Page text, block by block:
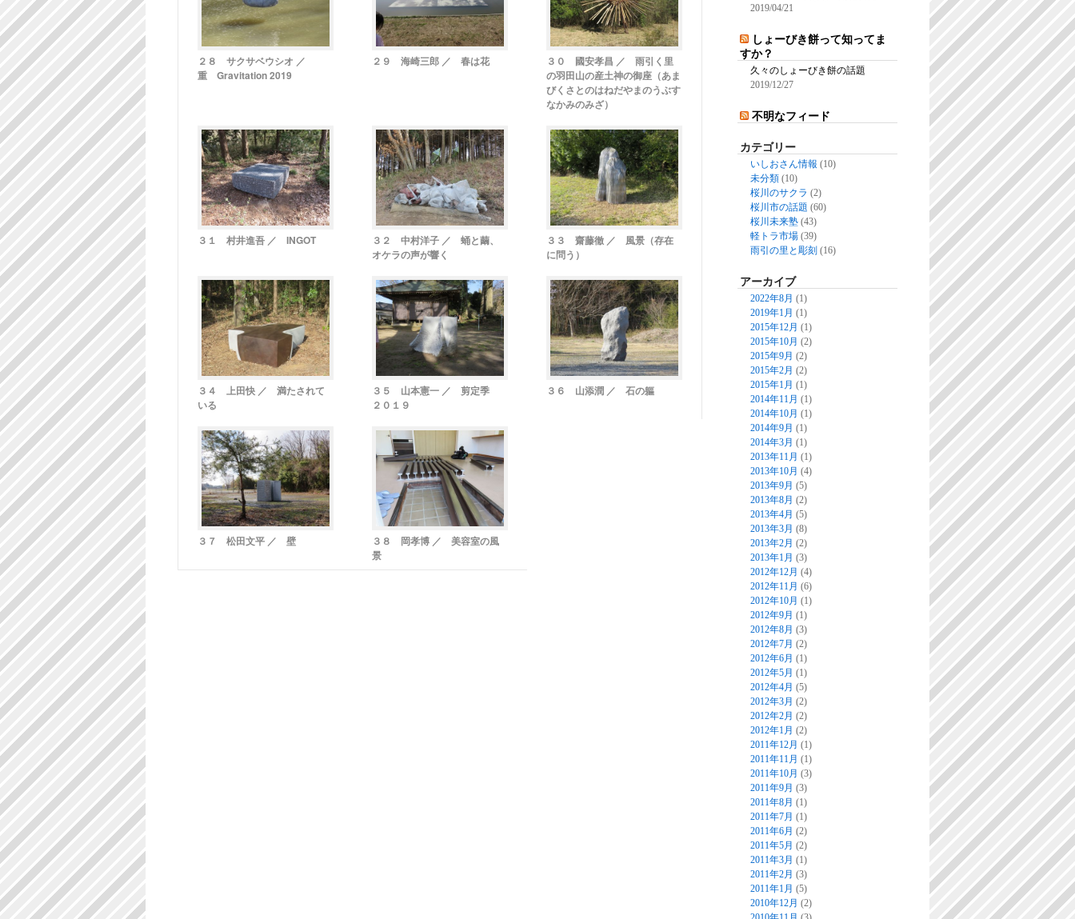
２８ サクサベウシオ ／
重 Gravitation 2019
２９ 海崎三郎 ／ 春は花
３０ 國安孝昌 ／ 雨引く里
の羽田山の産土神の御座（あま
びくさとのはねだやまのうぶす
なかみのみざ）
３１ 村井進吾 ／ INGOT
３２ 中村洋子 ／ 蛹と繭、
オケラの声が響く
３３ 齋藤徹 ／ 風景（存在
に問う）
３４ 上田快 ／ 満たされて
いる
３５ 山本憲一 ／ 剪定季
２０１９
３６ 山添潤 ／ 石の軀
３７ 松田文平 ／ 壁
３８ 岡孝博 ／ 美容室の風
景
2019/04/21
しょーびき餅って知ってま
すか？
久々のしょーびき餅の話題
2019/12/27
不明なフィード
カテゴリー
いしおさん情報 (10)
未分類(10)
桜川のサクラ (2)
桜川市の話題 (60)
桜川未来塾(43)
軽トラ市場(39)
雨引の里と彫刻 (16)
アーカイブ
2022年8月 (1)
2019年1月 (1)
2015年12月 (1)
2015年10月 (2)
2015年9月 (2)
2015年2月 (2)
2015年1月 (1)
2014年11月 (1)
2014年10月 (1)
2014年9月 (1)
2014年3月 (1)
2013年11月 (1)
2013年10月 (4)
2013年9月 (5)
2013年8月 (2)
2013年4月 (5)
2013年3月 (8)
2013年2月 (2)
2013年1月 (3)
2012年12月 (4)
2012年11月 (6)
2012年10月 (1)
2012年9月 (1)
2012年8月 (3)
2012年7月 (2)
2012年6月 (1)
2012年5月 (1)
2012年4月 (5)
2012年3月 (2)
2012年2月 (2)
2012年1月 (2)
2011年12月 (1)
2011年11月 (1)
2011年10月 (3)
2011年9月 (3)
2011年8月 (1)
2011年7月 (1)
2011年6月 (2)
2011年5月 (2)
2011年3月 (1)
2011年2月 (3)
2011年1月 (5)
2010年12月 (2)